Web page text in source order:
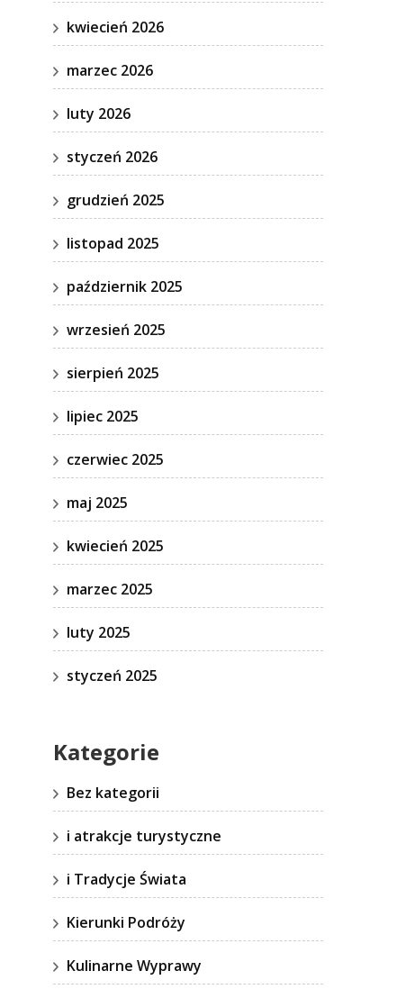
kwiecień 2026
marzec 2026
luty 2026
styczeń 2026
grudzień 2025
listopad 2025
październik 2025
wrzesień 2025
sierpień 2025
lipiec 2025
czerwiec 2025
maj 2025
kwiecień 2025
marzec 2025
luty 2025
styczeń 2025
Kategorie
Bez kategorii
i atrakcje turystyczne
i Tradycje Świata
Kierunki Podróży
Kulinarne Wyprawy